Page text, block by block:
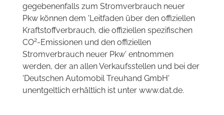
gegebenenfalls zum Stromverbrauch neuer
Pkw können dem 'Leitfaden über den offiziellen
Kraftstoffverbrauch, die offiziellen spezifischen
CO2-Emissionen und den offiziellen
Stromverbrauch neuer Pkw' entnommen
werden, der an allen Verkaufsstellen und bei der
'Deutschen Automobil Treuhand GmbH'
unentgeltlich erhältlich ist unter www.dat.de.